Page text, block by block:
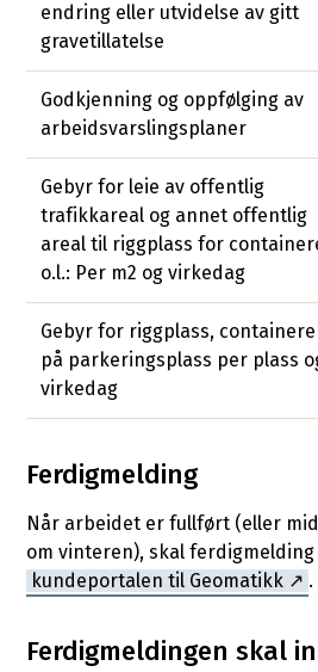
endring eller utvidelse av gitt
gravetillatelse
Godkjenning og oppfølging av
arbeidsvarslingsplaner
Gebyr for leie av offentlig
trafikkareal og annet offentlig
areal til riggplass for
o.l.: Per m2 og virkedag
Gebyr for riggplass, containere
på parkeringsplass per plass
virkedag
Ferdigmelding
Når arbeidet er fullført (eller
om vinteren), skal
kundeportalen til Geomatikk
.
Ferdigmeldingen skal